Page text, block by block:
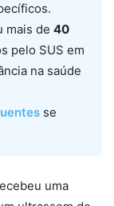
mais de 40
pelo SUS em
na saúde
se
uma